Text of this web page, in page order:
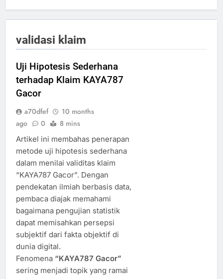
validasi klaim
Uji Hipotesis Sederhana
terhadap Klaim KAYA787
Gacor
a70dfef
10 months
ago
0 8 mins
Artikel ini membahas penerapan
metode uji hipotesis sederhana
dalam menilai validitas klaim
“KAYA787 Gacor”. Dengan
pendekatan ilmiah berbasis data,
pembaca diajak memahami
bagaimana pengujian statistik
dapat memisahkan persepsi
subjektif dari fakta objektif di
dunia digital.
Fenomena “KAYA787 Gacor”
sering menjadi topik yang ramai